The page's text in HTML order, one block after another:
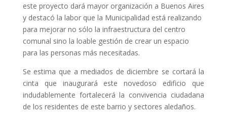
este proyecto dará mayor organización a Buenos Aires
y destacó la labor que la Municipalidad está realizando
para mejorar no sólo la infraestructura del centro
comunal sino la loable gestión de crear un espacio
para las personas más necesitadas.
Se estima que a mediados de diciembre se cortará la
cinta que inaugurará este novedoso edificio que
indudablemente fortalecerá la convivencia ciudadana
de los residentes de este barrio y sectores aledaños.